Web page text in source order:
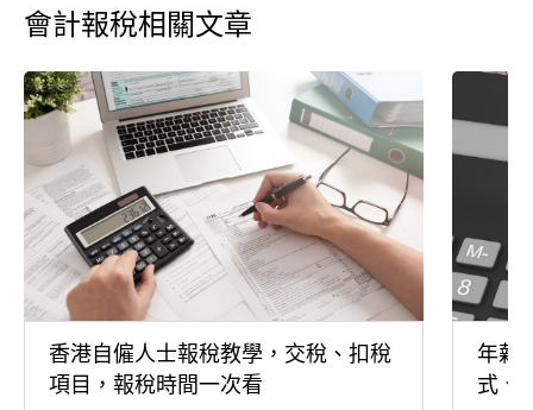
會計報稅相關文章
香港自僱人士報稅教學，交稅、扣稅
項目，報稅時間一次看
年薪
式、